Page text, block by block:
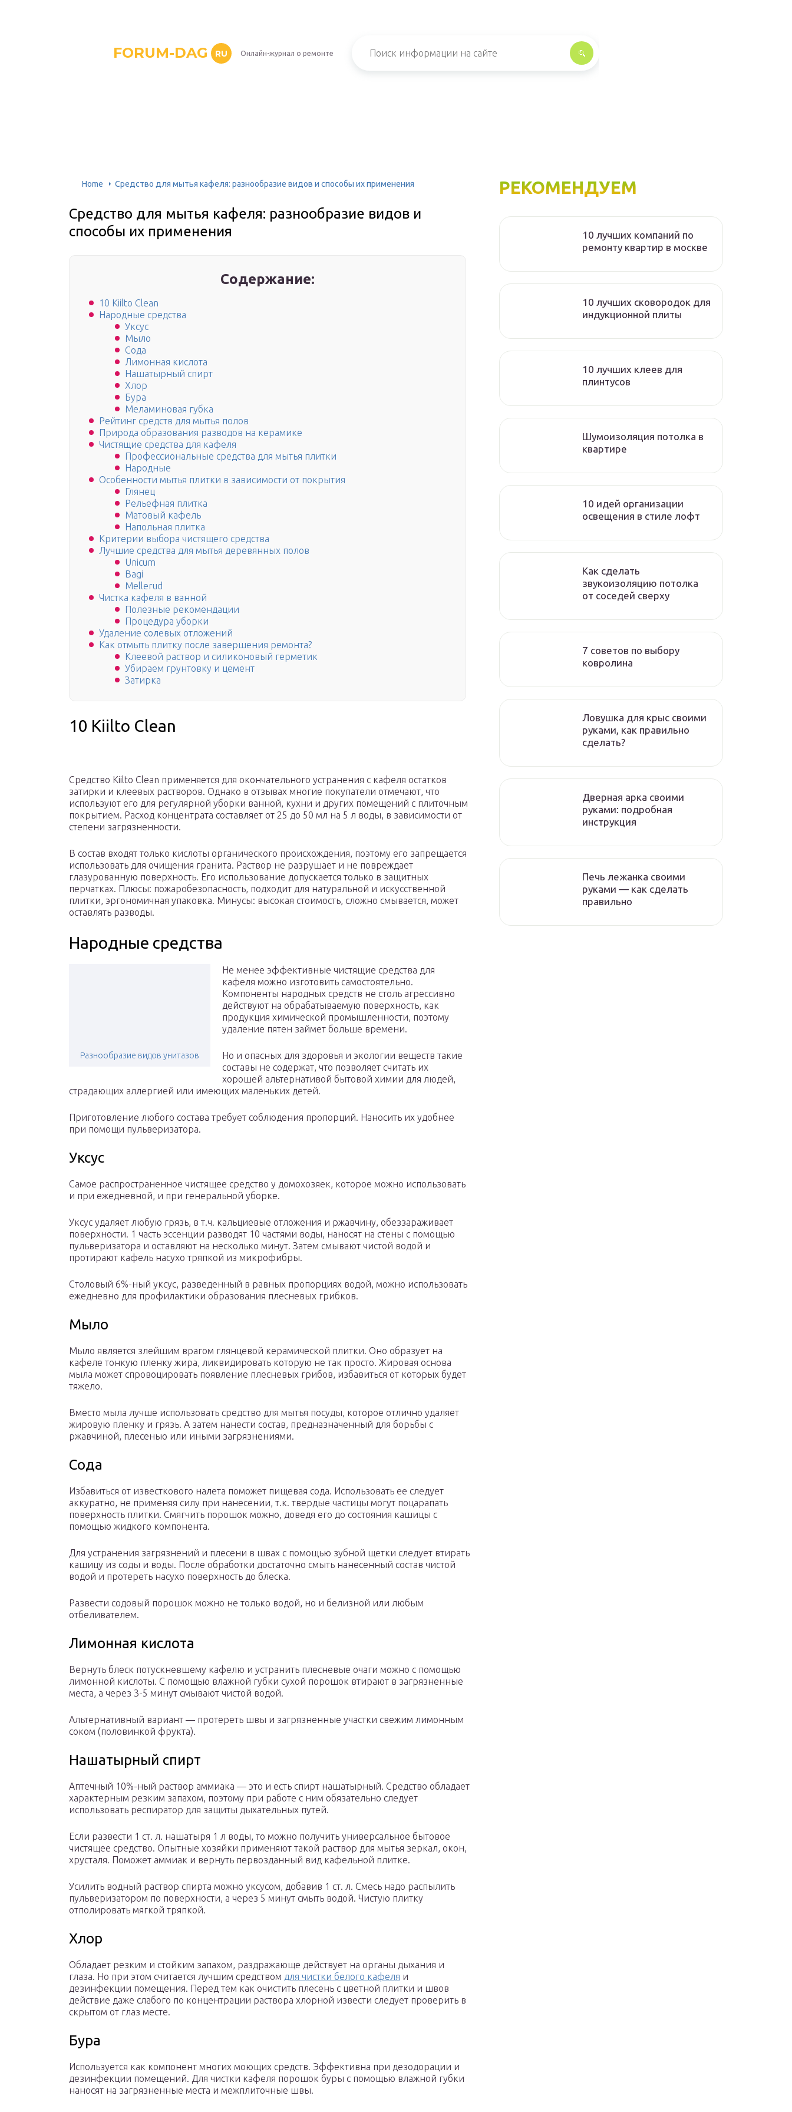
FORUM-DAG RU Онлайн-журнал о ремонте
Home Средство для мытья кафеля: разнообразие видов и способы их применения
Средство для мытья кафеля: разнообразие видов и
способы их применения
Содержание:
10 Kiilto Clean
Народные средства
Уксус
Мыло
Сода
Лимонная кислота
Нашатырный спирт
Хлор
Бура
Меламиновая губка
Рейтинг средств для мытья полов
Природа образования разводов на керамике
Чистящие средства для кафеля
Профессиональные средства для мытья плитки
Народные
Особенности мытья плитки в зависимости от покрытия
Глянец
Рельефная плитка
Матовый кафель
Напольная плитка
Критерии выбора чистящего средства
Лучшие средства для мытья деревянных полов
Unicum
Bagi
Mellerud
Чистка кафеля в ванной
Полезные рекомендации
Процедура уборки
Удаление солевых отложений
Как отмыть плитку после завершения ремонта?
Клеевой раствор и силиконовый герметик
Убираем грунтовку и цемент
Затирка
10 Kiilto Clean
Средство Kiilto Clean применяется для окончательного устранения с кафеля остатков
затирки и клеевых растворов. Однако в отзывах многие покупатели отмечают, что
используют его для регулярной уборки ванной, кухни и других помещений с плиточным
покрытием. Расход концентрата составляет от 25 до 50 мл на 5 л воды, в зависимости от
степени загрязненности.
В состав входят только кислоты органического происхождения, поэтому его запрещается
использовать для очищения гранита. Раствор не разрушает и не повреждает
глазурованную поверхность. Его использование допускается только в защитных
перчатках. Плюсы: пожаробезопасность, подходит для натуральной и искусственной
плитки, эргономичная упаковка. Минусы: высокая стоимость, сложно смывается, может
оставлять разводы.
Народные средства
Разнообразие видов унитазов
Не менее эффективные чистящие средства для
кафеля можно изготовить самостоятельно.
Компоненты народных средств не столь агрессивно
действуют на обрабатываемую поверхность, как
продукция химической промышленности, поэтому
удаление пятен займет больше времени.
Но и опасных для здоровья и экологии веществ такие
составы не содержат, что позволяет считать их
хорошей альтернативой бытовой химии для людей,
страдающих аллергией или имеющих маленьких детей.
Приготовление любого состава требует соблюдения пропорций. Наносить их удобнее
при помощи пульверизатора.
Уксус
Самое распространенное чистящее средство у домохозяек, которое можно использовать
и при ежедневной, и при генеральной уборке.
Уксус удаляет любую грязь, в т.ч. кальциевые отложения и ржавчину, обеззараживает
поверхности. 1 часть эссенции разводят 10 частями воды, наносят на стены с помощью
пульверизатора и оставляют на несколько минут. Затем смывают чистой водой и
протирают кафель насухо тряпкой из микрофибры.
Столовый 6%-ный уксус, разведенный в равных пропорциях водой, можно использовать
ежедневно для профилактики образования плесневых грибков.
Мыло
Мыло является злейшим врагом глянцевой керамической плитки. Оно образует на
кафеле тонкую пленку жира, ликвидировать которую не так просто. Жировая основа
мыла может спровоцировать появление плесневых грибов, избавиться от которых будет
тяжело.
Вместо мыла лучше использовать средство для мытья посуды, которое отлично удаляет
жировую пленку и грязь. А затем нанести состав, предназначенный для борьбы с
ржавчиной, плесенью или иными загрязнениями.
Сода
Избавиться от известкового налета поможет пищевая сода. Использовать ее следует
аккуратно, не применяя силу при нанесении, т.к. твердые частицы могут поцарапать
поверхность плитки. Смягчить порошок можно, доведя его до состояния кашицы с
помощью жидкого компонента.
Для устранения загрязнений и плесени в швах с помощью зубной щетки следует втирать
кашицу из соды и воды. После обработки достаточно смыть нанесенный состав чистой
водой и протереть насухо поверхность до блеска.
Развести содовый порошок можно не только водой, но и белизной или любым
отбеливателем.
Лимонная кислота
Вернуть блеск потускневшему кафелю и устранить плесневые очаги можно с помощью
лимонной кислоты. С помощью влажной губки сухой порошок втирают в загрязненные
места, а через 3-5 минут смывают чистой водой.
Альтернативный вариант — протереть швы и загрязненные участки свежим лимонным
соком (половинкой фрукта).
Нашатырный спирт
Аптечный 10%-ный раствор аммиака — это и есть спирт нашатырный. Средство обладает
характерным резким запахом, поэтому при работе с ним обязательно следует
использовать респиратор для защиты дыхательных путей.
Если развести 1 ст. л. нашатыря 1 л воды, то можно получить универсальное бытовое
чистящее средство. Опытные хозяйки применяют такой раствор для мытья зеркал, окон,
хрусталя. Поможет аммиак и вернуть первозданный вид кафельной плитке.
Усилить водный раствор спирта можно уксусом, добавив 1 ст. л. Смесь надо распылить
пульверизатором по поверхности, а через 5 минут смыть водой. Чистую плитку
отполировать мягкой тряпкой.
Хлор
Обладает резким и стойким запахом, раздражающе действует на органы дыхания и
глаза. Но при этом считается лучшим средством для чистки белого кафеля и
дезинфекции помещения. Перед тем как очистить плесень с цветной плитки и швов
действие даже слабого по концентрации раствора хлорной извести следует проверить в
скрытом от глаз месте.
Бура
Используется как компонент многих моющих средств. Эффективна при дезодорации и
дезинфекции помещений. Для чистки кафеля порошок буры с помощью влажной губки
наносят на загрязненные места и межплиточные швы.
РЕКОМЕНДУЕМ
10 лучших компаний по
ремонту квартир в москве
10 лучших сковородок для
индукционной плиты
10 лучших клеев для
плинтусов
Шумоизоляция потолка в
квартире
10 идей организации
освещения в стиле лофт
Как сделать
звукоизоляцию потолка
от соседей сверху
7 советов по выбору
ковролина
Ловушка для крыс своими
руками, как правильно
сделать?
Дверная арка своими
руками: подробная
инструкция
Печь лежанка своими
руками — как сделать
правильно